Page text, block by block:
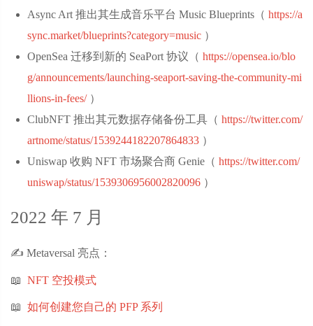
Async Art 推出其生成音乐平台 Music Blueprints（ https://a
sync.market/blueprints?category=music ‌）
OpenSea 迁移到新的 SeaPort 协议（ https://opensea.io/blo
g/announcements/launching-seaport-saving-the-community-mi
llions-in-fees/ ‌）
ClubNFT 推出其元数据存储备份工具（ https://twitter.com/
artnome/status/1539244182207864833 ‌）
Uniswap 收购 NFT 市场聚合商 Genie（ https://twitter.com/
uniswap/status/1539306956002820096 ‌）
2022 年 7 月
✍️ Metaversal 亮点：
📖 NFT 空投模式
📖 如何创建您自己的 PFP 系列